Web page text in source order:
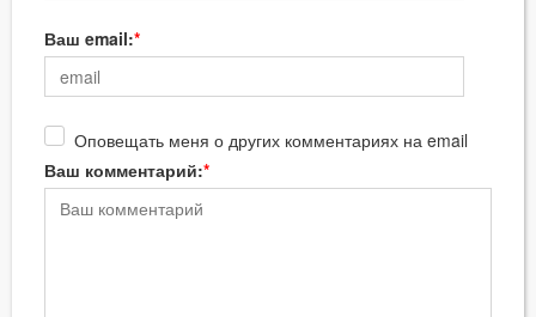
Ваш email:
Оповещать меня о других комментариях на email
Ваш комментарий: